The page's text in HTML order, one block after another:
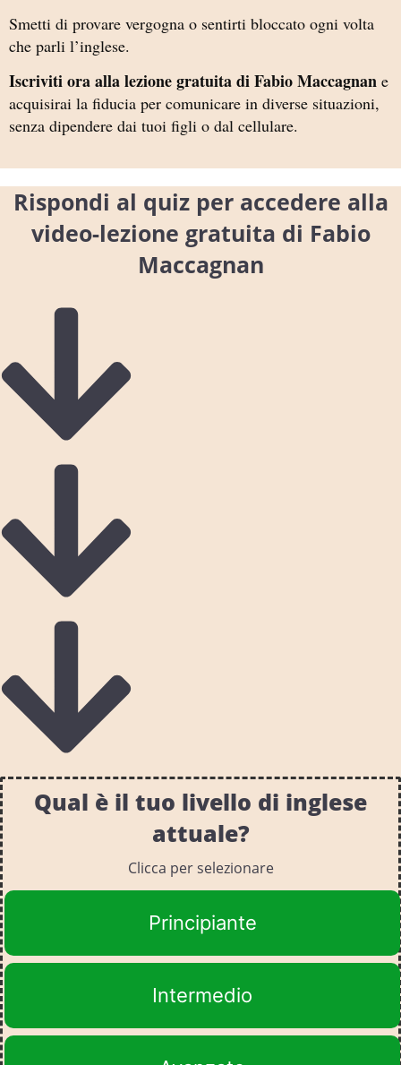
Smetti di provare vergogna o sentirti bloccato ogni volta
che parli l’inglese.
Iscriviti ora alla lezione gratuita di Fabio Maccagnan e
acquisirai la fiducia per comunicare in diverse situazioni,
senza dipendere dai tuoi figli o dal cellulare.
Rispondi al quiz per accedere alla
video-lezione gratuita di Fabio
Maccagnan
Qual è il tuo livello di inglese
attuale?
Clicca per selezionare
Principiante
Intermedio